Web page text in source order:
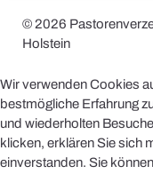
© 2026
Holstein
Wir verwenden Cookies
bestmögliche Erfahrung
und wiederholten
klicken, erklären Sie sich
einverstanden. Sie